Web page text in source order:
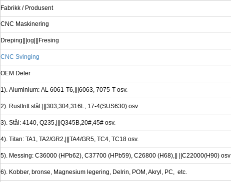
Fabrikk / Produsent
CNC Maskinering
Dreping|||og|||Fresing
CNC Svinging
OEM Deler
1). Aluminium: AL 6061-T6,|||6063, 7075-T osv.
2). Rustfritt stål:|||303,304,316L, 17-4(SUS630) osv
3). Stål: 4140, Q235,|||Q345B,20#,45# osv.
4). Titan: TA1, TA2/GR2,|||TA4/GR5, TC4, TC18 osv.
5). Messing: C36000 (HPb62), C37700 (HPb59), C26800 (H68),|| ||C22000(H90) osv
6). Kobber, bronse, Magnesium legering, Delrin, POM, Akryl, PC, etc.